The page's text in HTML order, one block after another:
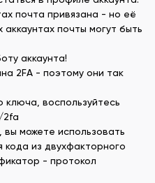
почта привязана - но её
почты могут быть
аккаунта!
2FA - поэтому они так
воспользуйтесь
2fa
можете использовать
из двухфакторного
- протокол